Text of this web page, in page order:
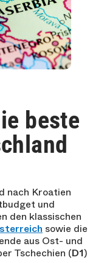
beste
nach Kroatien
und
den klassischen
sowie die
aus Ost- und
Tschechien (D1)